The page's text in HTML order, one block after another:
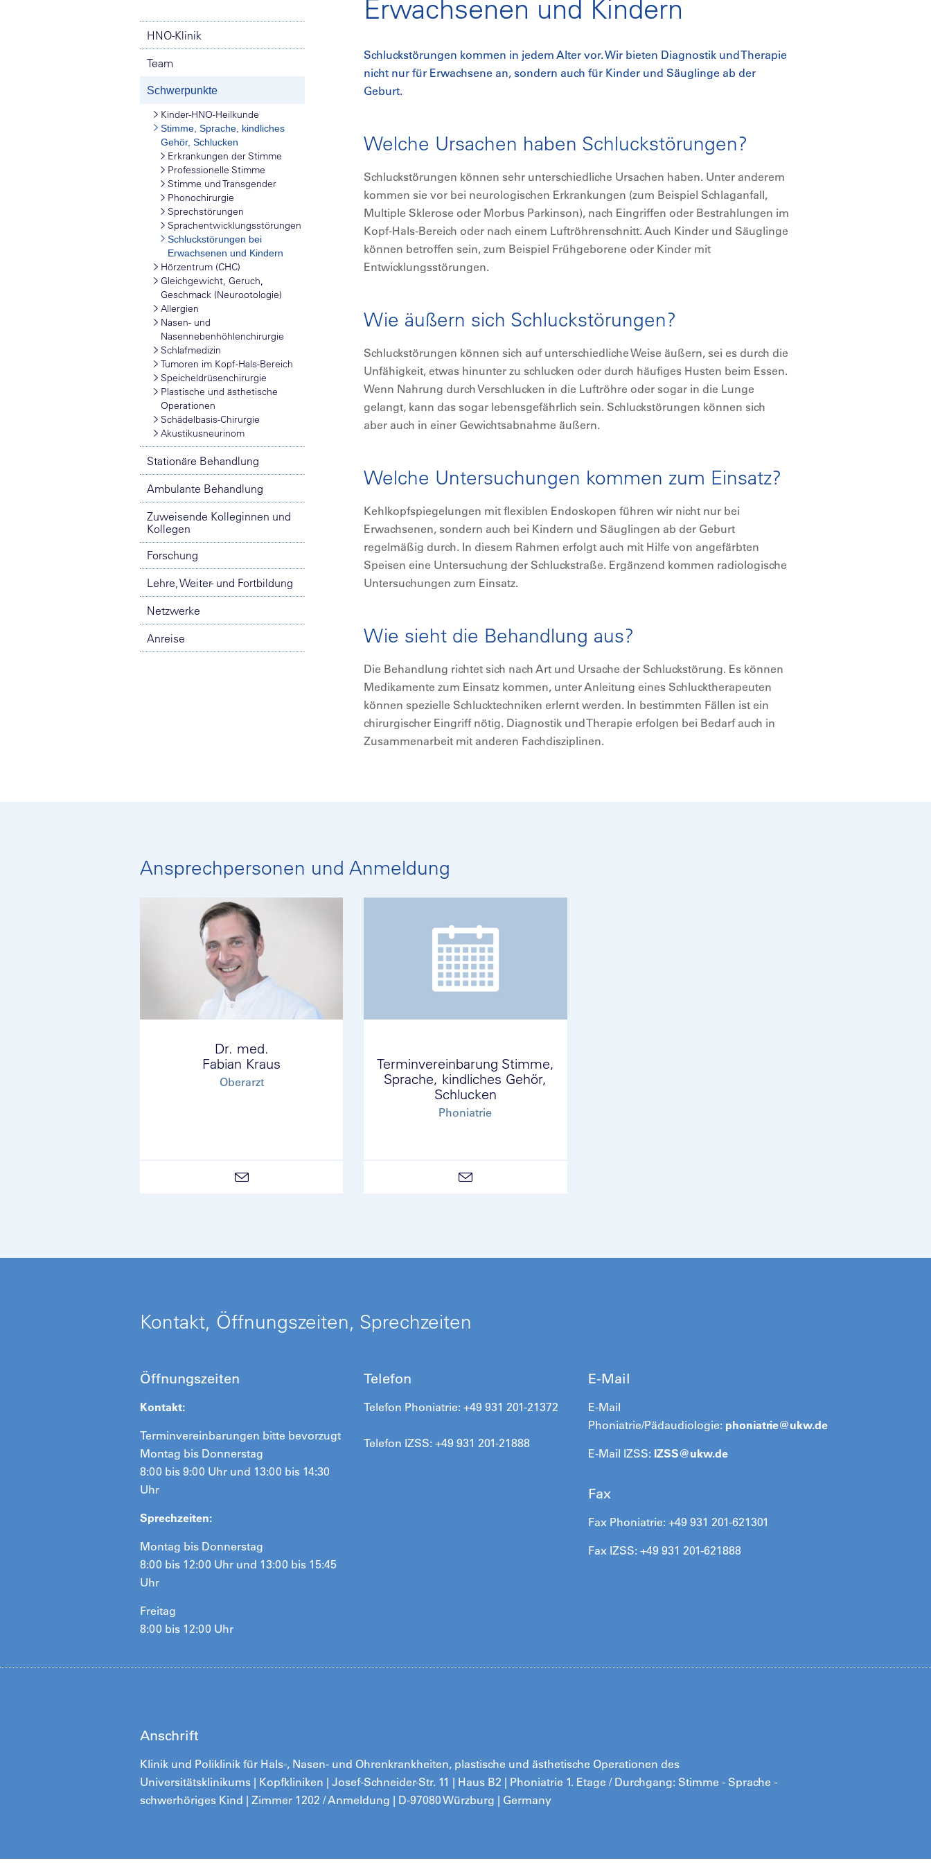
HNO-Klinik
Team
Schwerpunkte
Kinder-HNO-Heilkunde
Stimme, Sprache, kindliches
Gehör, Schlucken
Erkrankungen der Stimme
Professionelle Stimme
Stimme und Transgender
Phonochirurgie
Sprechstörungen
Sprachentwicklungsstörungen
Schluckstörungen bei
Erwachsenen und Kindern
Hörzentrum (CHC)
Gleichgewicht, Geruch,
Geschmack (Neurootologie)
Allergien
Nasen- und
Nasennebenhöhlenchirurgie
Schlafmedizin
Tumoren im Kopf-Hals-Bereich
Speicheldrüsenchirurgie
Plastische und ästhetische
Operationen
Schädelbasis-Chirurgie
Akustikusneurinom
Stationäre Behandlung
Ambulante Behandlung
Zuweisende Kolleginnen und
Kollegen
Forschung
Lehre, Weiter- und Fortbildung
Netzwerke
Anreise
Erwachsenen und Kindern
Schluckstörungen kommen in jedem Alter vor. Wir bieten Diagnostik und Therapie
nicht nur für Erwachsene an, sondern auch für Kinder und Säuglinge ab der
Geburt.
Welche Ursachen haben Schluckstörungen?
Schluckstörungen können sehr unterschiedliche Ursachen haben. Unter anderem
kommen sie vor bei neurologischen Erkrankungen (zum Beispiel Schlaganfall,
Multiple Sklerose oder Morbus Parkinson), nach Eingriffen oder Bestrahlungen im
Kopf-Hals-Bereich oder nach einem Luftröhrenschnitt. Auch Kinder und Säuglinge
können betroffen sein, zum Beispiel Frühgeborene oder Kinder mit
Entwicklungsstörungen.
Wie äußern sich Schluckstörungen?
Schluckstörungen können sich auf unterschiedliche Weise äußern, sei es durch die
Unfähigkeit, etwas hinunter zu schlucken oder durch häufiges Husten beim Essen.
Wenn Nahrung durch Verschlucken in die Luftröhre oder sogar in die Lunge
gelangt, kann das sogar lebensgefährlich sein. Schluckstörungen können sich
aber auch in einer Gewichtsabnahme äußern.
Welche Untersuchungen kommen zum Einsatz?
Kehlkopfspiegelungen mit flexiblen Endoskopen führen wir nicht nur bei
Erwachsenen, sondern auch bei Kindern und Säuglingen ab der Geburt
regelmäßig durch. In diesem Rahmen erfolgt auch mit Hilfe von angefärbten
Speisen eine Untersuchung der Schluckstraße. Ergänzend kommen radiologische
Untersuchungen zum Einsatz.
Wie sieht die Behandlung aus?
Die Behandlung richtet sich nach Art und Ursache der Schluckstörung. Es können
Medikamente zum Einsatz kommen, unter Anleitung eines Schlucktherapeuten
können spezielle Schlucktechniken erlernt werden. In bestimmten Fällen ist ein
chirurgischer Eingriff nötig. Diagnostik und Therapie erfolgen bei Bedarf auch in
Zusammenarbeit mit anderen Fachdisziplinen.
Ansprechpersonen und Anmeldung
Dr. med.
Fabian Kraus
Oberarzt
Terminvereinbarung Stimme,
Sprache, kindliches Gehör,
Schlucken
Phoniatrie
Kontakt, Öffnungszeiten, Sprechzeiten
Öffnungszeiten
Kontakt:
Terminvereinbarungen bitte bevorzugt
Montag bis Donnerstag
8:00 bis 9:00 Uhr und 13:00 bis 14:30
Uhr
Sprechzeiten:
Montag bis Donnerstag
8:00 bis 12:00 Uhr und 13:00 bis 15:45
Uhr
Freitag
8:00 bis 12:00 Uhr
Telefon
Telefon Phoniatrie: +49 931 201-21372
Telefon IZSS: +49 931 201-21888
E-Mail
E-Mail
Phoniatrie/Pädaudiologie: phoniatrie@ukw.de
E-Mail IZSS: IZSS@ukw.de
Fax
Fax Phoniatrie: +49 931 201-621301
Fax IZSS: +49 931 201-621888
Anschrift
Klinik und Poliklinik für Hals-, Nasen- und Ohrenkrankheiten, plastische und ästhetische Operationen des
Universitätsklinikums | Kopfkliniken | Josef-Schneider-Str. 11 | Haus B2 | Phoniatrie 1. Etage / Durchgang: Stimme - Sprache -
schwerhöriges Kind | Zimmer 1202 / Anmeldung | D-97080 Würzburg | Germany